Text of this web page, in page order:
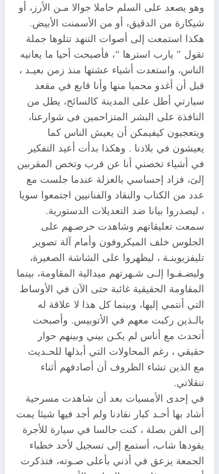
وهو يصعد على السلم حاملا جوالا مـن الأرز، أو
شيكارة من الدقيق، أو من الأسمنت الأبيض.
هكذا استمعت إلى أصوات التنهد تتلوها جملة
تقول ” يارب استرها “، فأصبحت أحيا ما يعانيه
الناس، واستعدت أشياء عشتها منذ زمن بعيـد ،
قبل أن أغدو محميا منها وأنا قابع في مقعد
سيارتي أطل على المدينة كالسائح، يطل من
النافذة على البشر المتزاحمين فى شوارعنا،
ويتعجبون كيفيمكن أن يعيش الناس كما
يعيشون في بلادنا . وهكذا بدأت أعيد التفكير
في أشياء تخصني أنا عن قرب وتخص المقربين
إلىَ، فزاد إحساسي بالعزلة عندما جلست مع
عدد من الكتاب والنقاد والفنانيين اجتمعوا سويا
، ليصدروا بيانا ضد التعديلات الدستورية.
سمعت تعليقاتهم وشاهدت حرصـهم على
الجلوس خلف الميكروفون وأمام آلة تصوير
تليفزيوينـة ، ليظهروا على الشاشة الصغيرة،
وليضـفـوا إلـى شـهرتهم ميدالية المقاومة، بينما
المقاومة الحقيقية غائبة حتى الآن في الأوساط
التي أنتمي إليها، وبينما كل هذا لا علاقة له
بالـذين ركبت معهم في الأتوبيس. وأصبحت
أتحدث مع أناس لم يكـن بيني وبينهم حوار
حقيقي ، رغم المحاولات التي أبذلها للحـديث
مع الذين تشاء الظروف أن أصادفهم أثناء
تنقلاتي.
في إحدى الأمسيات بعد أن شاهدت مسرحية
أشاد بها أحـد كبار نقادنا ولم أجد فيها شيئا يمت
إلى الفن بصلة ، كنت جالسا في سيارة للأجرة
يقودها شاب، أستمع إلى تسجيل لأحد خطباء
الجمعة يزعق في أذني بأعلى صـوته، فتذكرت